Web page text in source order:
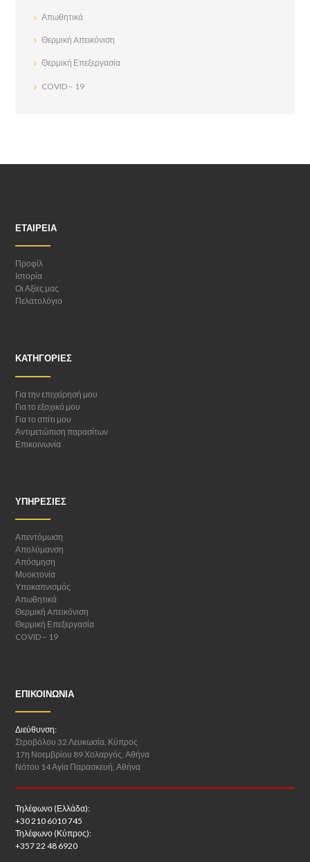
Απωθητικά
Θερμική Aπεικόνιση
Θερμική Επεξεργασία
COVID – 19
ΕΤΑΙΡΕΊΑ
Προφίλ
Ιστορία
Οι Αξίες μας
Πελατολόγιο
ΚΑΤΗΓΟΡΊΕΣ
Για την επιχείρησή μου
Για το εξοχικό μου
Για το σπίτι μου
Αντιμετώπιση παρασίτων
Επικοινωνία
ΥΠΗΡΕΣΊΕΣ
Απεντόμωση
Απολύμανση
Απόσμηση
Μυοκτονία
Υποκαπνισμός
Απωθητικά
Θερμική Aπεικόνιση
Θερμική Επεξεργασία
COVID – 19
ΕΠΙΚΟΙΝΩΝΊΑ
Διεύθυνση:
Στροβόλου 32 Λευκωσία, Κύπρος
17η Νοεμβρίου 89 Χολαργός, Αθήνα
Νότου 14 Αγία Παρασκευή, Αθήνα
Τηλέφωνο (Ελλάδα):
+30 210 6010 745
Τηλέφωνο (Κύπρος):
+357 22 48 6920